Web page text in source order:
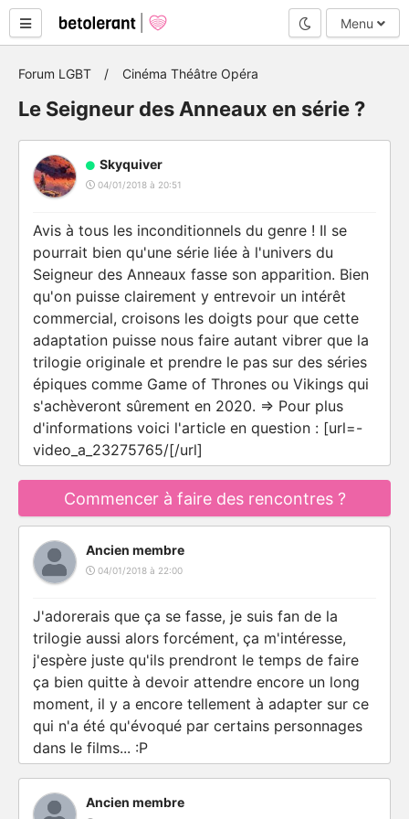
Mode nuit
Menu
Forum LGBT Cinéma Théâtre Opéra
Le Seigneur des Anneaux en série ?
Skyquiver
04/01/2018 à 20:51
Avis à tous les inconditionnels du genre ! Il se
pourrait bien qu'une série liée à l'univers du
Seigneur des Anneaux fasse son apparition. Bien
qu'on puisse clairement y entrevoir un intérêt
commercial, croisons les doigts pour que cette
adaptation puisse nous faire autant vibrer que la
trilogie originale et prendre le pas sur des séries
épiques comme Game of Thrones ou Vikings qui
s'achèveront sûrement en 2020. => Pour plus
d'informations voici l'article en question : [url=-
video_a_23275765/[/url]
Commencer à faire des rencontres ?
Ancien membre
04/01/2018 à 22:00
J'adorerais que ça se fasse, je suis fan de la
trilogie aussi alors forcément, ça m'intéresse,
j'espère juste qu'ils prendront le temps de faire
ça bien quitte à devoir attendre encore un long
moment, il y a encore tellement à adapter sur ce
qui n'a été qu'évoqué par certains personnages
dans le films... :P
Ancien membre